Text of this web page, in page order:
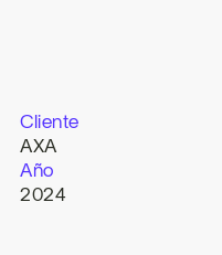
Cliente
AXA
Año
2024